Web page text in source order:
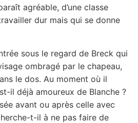
agréable, d’une classe
dur mais qui se donne
sous le regard de Breck qui
ombragé par le chapeau,
le dos. Au moment où il
il déjà amoureux de Blanche ?
avant ou après celle avec
t-il à ne pas faire de